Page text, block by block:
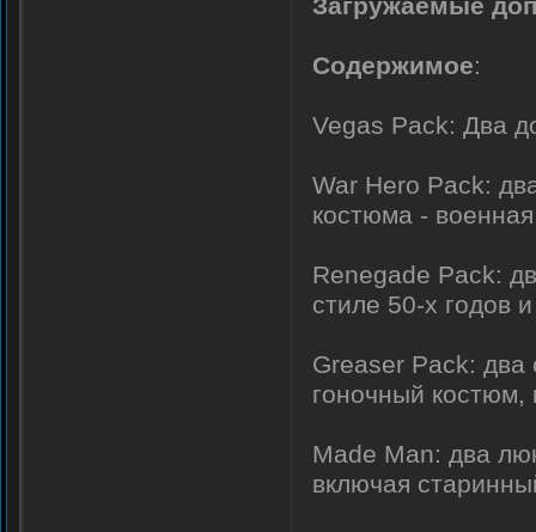
Загружаемые
Содержимое:
Vegas Pack: Два
War Hero Pack:
костюма -
Renegade Pack:
стиле 50-х годов
Greaser Pack: два
гоночный костюм,
Made Man: два
включая